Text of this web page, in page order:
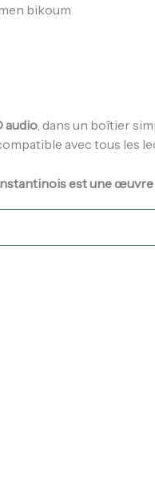
bikoum
audio , dans un boîtier
avec tous les
est une œuvre